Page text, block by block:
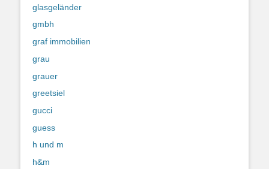
glasgeländer
gmbh
graf immobilien
grau
grauer
greetsiel
gucci
guess
h und m
h&m